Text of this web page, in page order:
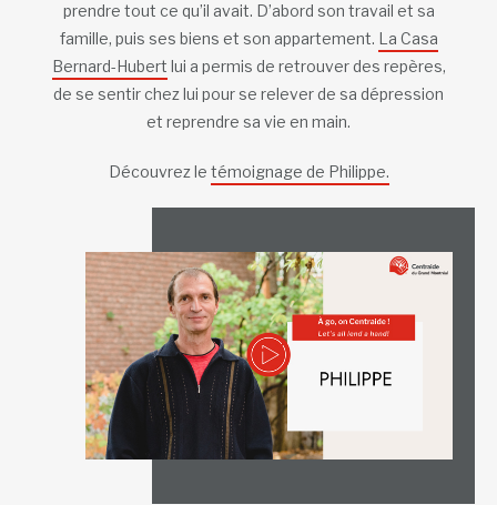
prendre tout ce qu’il avait. D’abord son travail et sa
famille, puis ses biens et son appartement. La Casa
Bernard-Hubert lui a permis de retrouver des repères,
de se sentir chez lui pour se relever de sa dépression
et reprendre sa vie en main.
Découvrez le témoignage de Philippe.